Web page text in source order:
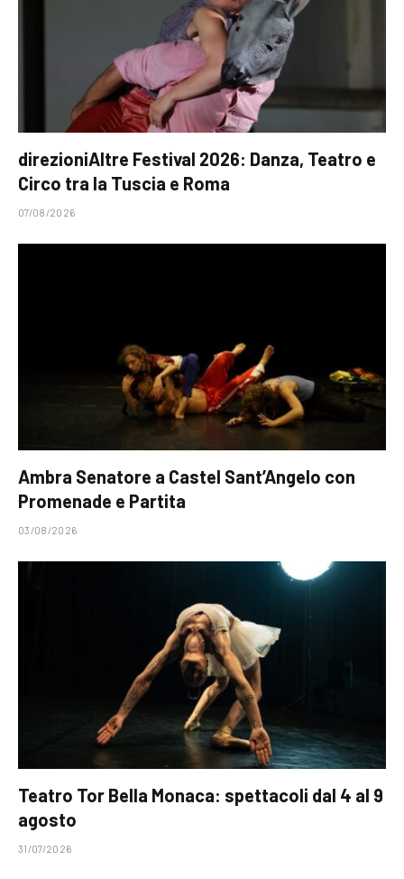
direzioniAltre Festival 2026: Danza, Teatro e
Circo tra la Tuscia e Roma
07/08/2026
Ambra Senatore a Castel Sant’Angelo con
Promenade e Partita
03/08/2026
Teatro Tor Bella Monaca: spettacoli dal 4 al 9
agosto
31/07/2026